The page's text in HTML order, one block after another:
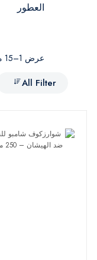
العطور
عرض 1–15 من 15 نتيجة
All Filter